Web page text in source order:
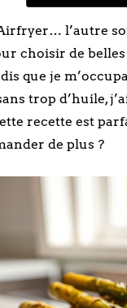
l’autre
choisir de
que je
trop d’huile,
recette est
de plus ?